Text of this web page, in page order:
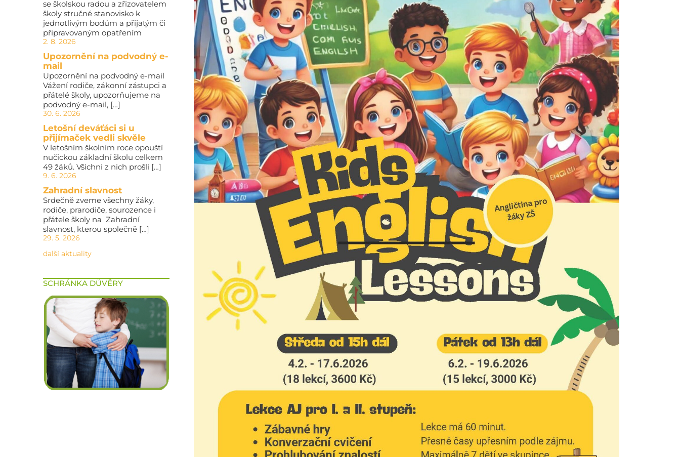
se školskou radou a zřizovatelem
školy stručné stanovisko k
jednotlivým bodům a přijatým či
připravovaným opatřením
2. 8. 2026
Upozornění na podvodný e-
mail
Upozornění na podvodný e-mail
Vážení rodiče, zákonní zástupci a
přátelé školy, upozorňujeme na
podvodný e-mail, […]
30. 6. 2026
Letošní deváťáci si u
přijímaček vedli skvěle
V letošním školním roce opouští
nučickou základní školu celkem
49 žáků. Všichni z nich prošli […]
9. 6. 2026
Zahradní slavnost
Srdečně zveme všechny žáky,
rodiče, prarodiče, sourozence i
přátele školy na Zahradní
slavnost, kterou společně […]
29. 5. 2026
další aktuality
SCHRÁNKA DŮVĚRY